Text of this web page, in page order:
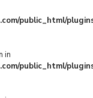
public_html/
in
public_html/